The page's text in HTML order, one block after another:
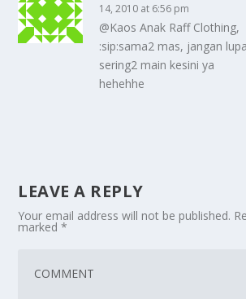
14, 2010 at 6:56 pm
@Kaos Anak Raff Clothing,
:sip:sama2 mas, jangan lupa
sering2 main kesini ya
hehehhe
LEAVE A REPLY
Your email address will not be published.
marked*